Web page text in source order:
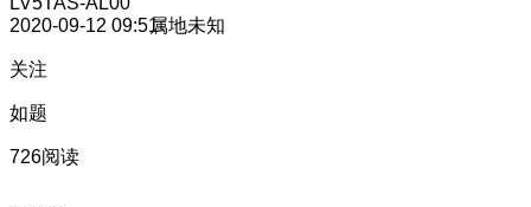
2020-09-12 09:51属地未知
关注
如题
726阅读